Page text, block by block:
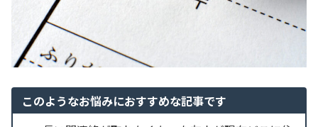
このようなお悩みにおすすめな記事です